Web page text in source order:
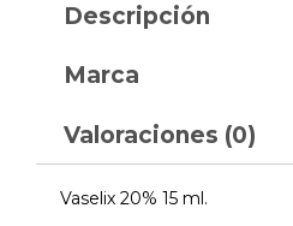
Descripción
Marca
Valoraciones (0)
Vaselix 20% 15 ml.